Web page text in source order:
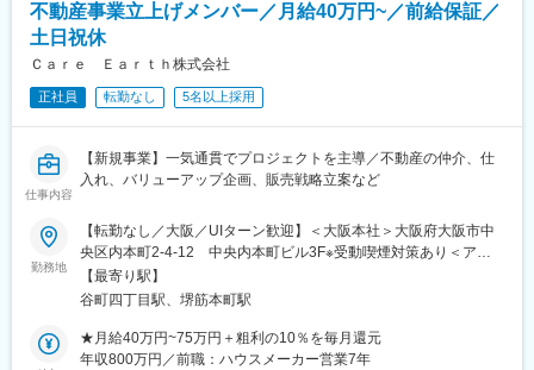
不動産事業立上げメンバー／月給40万円~／前給保証／
土日祝休
Ｃａｒｅ Ｅａｒｔｈ株式会社
正社員 転勤なし 5名以上採用
仕事内容
【新規事業】一気通貫でプロジェクトを主導／不動産の仲介、仕
入れ、バリューアップ企画、販売戦略立案など
勤務地
【転勤なし／大阪／UIターン歓迎】＜大阪本社＞大阪府大阪市中
央区内本町2-4-12 中央内本町ビル3F※受動喫煙対策あり＜アク
セス＞・大阪メトロ堺筋線・中央線「堺筋本町駅」徒歩7分・大阪
メトロ谷町線「谷町四丁目駅」徒歩8分
【最寄り駅】
谷町四丁目駅、堺筋本町駅
★月給40万円~75万円＋粗利の10％を毎月還元
年収800万円／前職：ハウスメーカー営業7年